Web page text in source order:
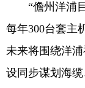
“儋州洋浦目
每年300台套主
未来将围绕洋
设同步谋划海